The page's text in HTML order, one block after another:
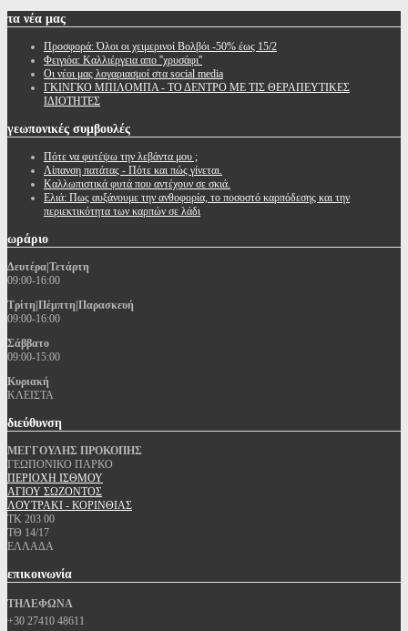
τα νέα μας
Προσφορά: Όλοι οι χειμερινοί Βολβόι -50% έως 15/2
Φειγιόα: Καλλιέργεια απο ''χρυσάφι''
Oι νέοι μας λογαριασμοί στα social media
ΓΚΙΝΓΚΟ ΜΠΙΛΟΜΠΑ - ΤΟ ΔΕΝΤΡΟ ΜΕ ΤΙΣ ΘΕΡΑΠΕΥΤΙΚΕΣ
ΙΔΙΟΤΗΤΕΣ
γεωπονικές συμβουλές
Πότε να φυτέψω την λεβάντα μου ;
Λίπανση πατάτας - Πότε και πώς γίνεται.
Καλλωπιστικά φυτά που αντέχουν σε σκιά.
Ελιά: Πως αυξάνουμε την ανθοφορία, το ποσοστό καρπόδεσης και την
περιεκτικότητα των καρπών σε λάδι
ωράριο
Δευτέρα|Τετάρτη
09:00-16:00
Τρίτη|Πέμπτη|Παρασκευή
09:00-16:00
Σάββατο
09:00-15:00
Κυριακή
ΚΛΕΙΣΤΑ
διεύθυνση
ΜΕΓΓΟΥΛΗΣ ΠΡΟΚΟΠΗΣ
ΓΕΩΠΟΝΙΚΟ ΠΑΡΚΟ
ΠΕΡΙΟΧΗ ΙΣΘΜΟΥ
ΑΓΙΟΥ ΣΩΖΟΝΤΟΣ
ΛΟΥΤΡΑΚΙ - ΚΟΡΙΝΘΙΑΣ
ΤΚ 203 00
ΤΘ 14/17
ΕΛΛΑΔΑ
επικοινωνία
ΤΗΛΕΦΩΝΑ
+30 27410 48611